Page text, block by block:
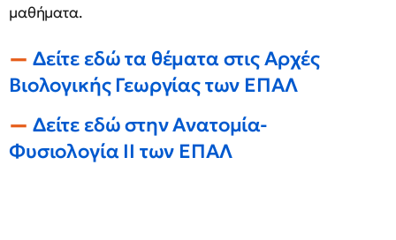
μαθήματα.
Δείτε εδώ τα θέματα στις Αρχές
Βιολογικής Γεωργίας των ΕΠΑΛ
Δείτε εδώ στην Ανατομία-
Φυσιολογία II των ΕΠΑΛ